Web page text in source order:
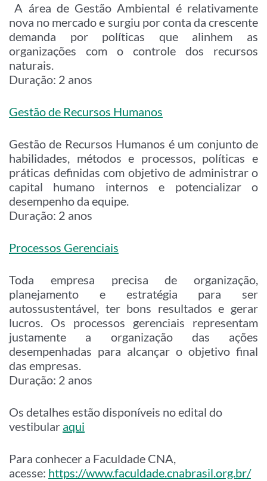
A área de Gestão Ambiental é relativamente
nova no mercado e surgiu por conta da crescente
demanda por políticas que alinhem as
organizações com o controle dos recursos
naturais.
Duração: 2 anos
Gestão de Recursos Humanos
Gestão de Recursos Humanos é um conjunto de
habilidades, métodos e processos, políticas e
práticas definidas com objetivo de administrar o
capital humano internos e potencializar o
desempenho da equipe.
Duração: 2 anos
Processos Gerenciais
Toda empresa precisa de organização,
planejamento e estratégia para ser
autossustentável, ter bons resultados e gerar
lucros. Os processos gerenciais representam
justamente a organização das ações
desempenhadas para alcançar o objetivo final
das empresas.
Duração: 2 anos
Os detalhes estão disponíveis no edital do
vestibular aqui
Para conhecer a Faculdade CNA,
acesse: https://www.faculdade.cnabrasil.org.br/